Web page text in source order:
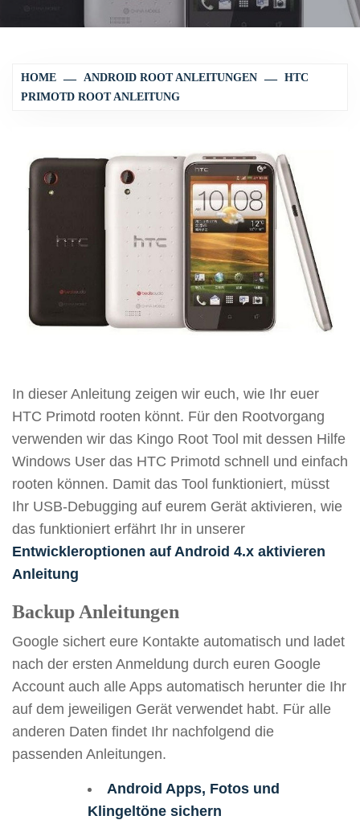
HOME ANDROID ROOT ANLEITUNGEN
HTC
PRIMOTD ROOT ANLEITUNG
In dieser Anleitung zeigen wir euch, wie Ihr euer
HTC Primotd rooten könnt. Für den Rootvorgang
verwenden wir das Kingo Root Tool mit dessen Hilfe
Windows User das HTC Primotd schnell und einfach
rooten können. Damit das Tool funktioniert, müsst
Ihr USB-Debugging auf eurem Gerät aktivieren, wie
das funktioniert erfährt Ihr in unserer
Entwickleroptionen auf Android 4.x aktivieren
Anleitung
Backup Anleitungen
Google sichert eure Kontakte automatisch und ladet
nach der ersten Anmeldung durch euren Google
Account auch alle Apps automatisch herunter die Ihr
auf dem jeweiligen Gerät verwendet habt. Für alle
anderen Daten findet Ihr nachfolgend die
passenden Anleitungen.
Android Apps, Fotos und
Klingeltöne sichern